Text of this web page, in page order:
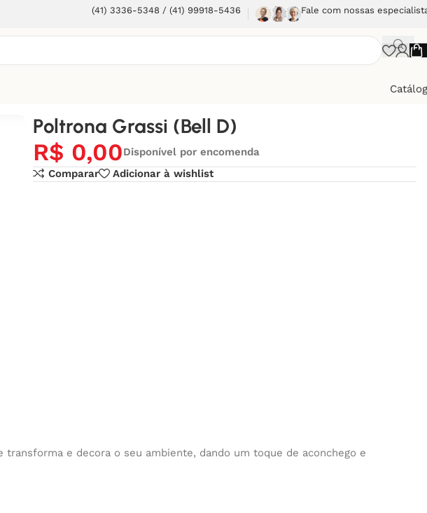
(41) 3336-5348 / (41) 99918-5436 Fale com nossas
Poltrona Grassi (Bell D)
R$ 0,00Disponível por encomenda
Comparar
Adicionar à wishlist
e decora o seu ambiente, dando um toque de aconchego e